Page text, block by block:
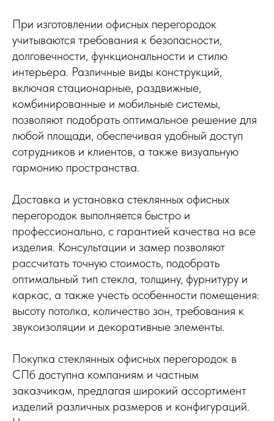
При изготовлении офисных перегородок
учитываются требования к безопасности,
долговечности, функциональности и стилю
интерьера. Различные виды конструкций,
включая стационарные, раздвижные,
комбинированные и мобильные системы,
позволяют подобрать оптимальное решение для
любой площади, обеспечивая удобный доступ
сотрудников и клиентов, а также визуальную
гармонию пространства.
Доставка и установка стеклянных офисных
перегородок выполняется быстро и
профессионально, с гарантией качества на все
изделия. Консультации и замер позволяют
рассчитать точную стоимость, подобрать
оптимальный тип стекла, толщину, фурнитуру и
каркас, а также учесть особенности помещения:
высоту потолка, количество зон, требования к
звукоизоляции и декоративные элементы.
Покупка стеклянных офисных перегородок в
СПб доступна компаниям и частным
заказчикам, предлагая широкий ассортимент
изделий различных размеров и конфигураций.